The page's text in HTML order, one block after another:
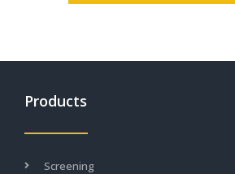
Products
Screening